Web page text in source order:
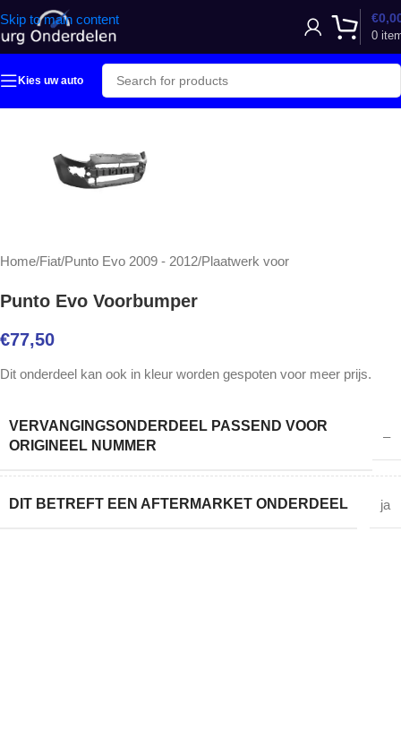
Skip to main content
0
€
Kies uw auto
Home/Fiat/Punto Evo 2009 - 2012/Plaatwerk voor
Punto Evo Voorbumper
€77,50
Dit onderdeel kan ook in kleur worden gespoten voor meer prijs.
VERVANGINGSONDERDEEL PASSEND VOOR
ORIGINEEL NUMMER
–
DIT BETREFT EEN AFTERMARKET ONDERDEEL ja